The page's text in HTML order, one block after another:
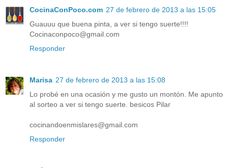
CocinaConPoco.com 27 de febrero de 2013 a las 15:05
Guauuu que buena pinta, a ver si tengo suerte!!!!
Cocinaconpoco@gmail.com
Responder
Marisa 27 de febrero de 2013 a las 15:08
Lo probé en una ocasión y me gusto un montón. Me apunto
al sorteo a ver si tengo suerte. besicos Pilar
cocinandoenmislares@gmail.com
Responder